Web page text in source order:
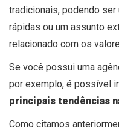
tradicionais, podendo
rápidas ou um assunto
relacionado com os
Se você possui uma
por exemplo, é possível
principais tendências
Como citamos